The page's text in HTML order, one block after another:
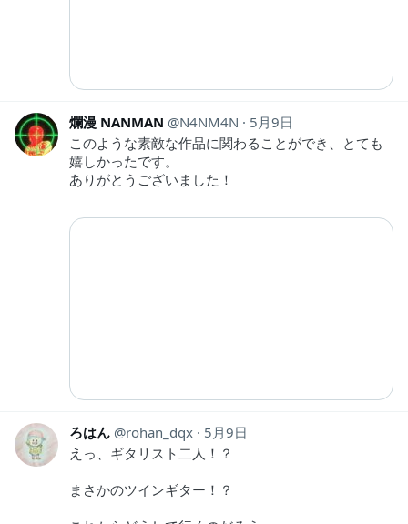
爛漫 NANMAN N4NM4N
5月9日
このような素敵な作品に関わることができ、とても
嬉しかったです。
ありがとうございました！
ろはん rohan_dqx
5月9日
えっ、ギタリスト二人！？
まさかのツインギター！？